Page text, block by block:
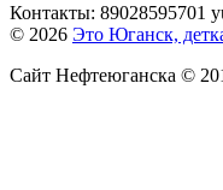
Контакты: 89028595701
© 2026 Это Юганск,
Сайт Нефтеюганска ©